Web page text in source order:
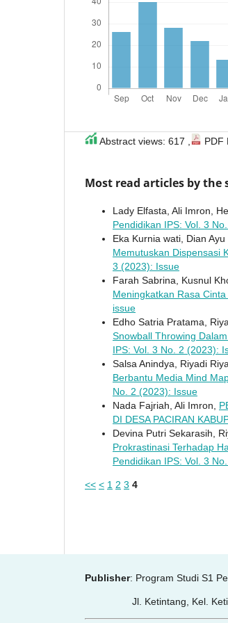
Abstract views: 617 , PDF
Most read articles by the
Lady Elfasta, Ali Imron,
Pendidikan IPS: Vol. 3
Eka Kurnia wati, Dian
Memutuskan Dispensasi
3 (2023): Issue
Farah Sabrina, Kusnul
Meningkatkan Rasa
issue
Edho Satria Pratama,
Snowball Throwing
IPS: Vol. 3 No. 2 (2023):
Salsa Anindya, Riyadi
Berbantu Media Mind
No. 2 (2023): Issue
Nada Fajriah, Ali Imron,
DI DESA PACIRAN
Devina Putri Sekarasih,
Prokrastinasi Terhadap
Pendidikan IPS: Vol. 3
<< < 1 2 3 4
Publisher: Program Studi S1
Jl. Ketintang, Kel.